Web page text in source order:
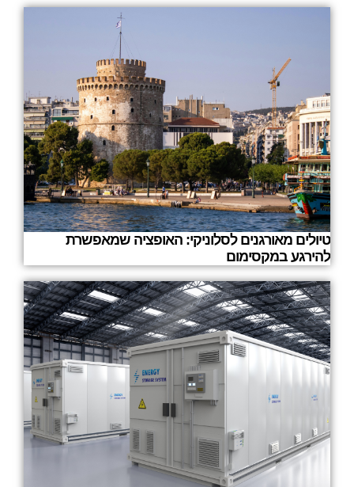
טיולים מאורגנים לסלוניקי: האופציה שמאפשרת
להירגע במקסימום